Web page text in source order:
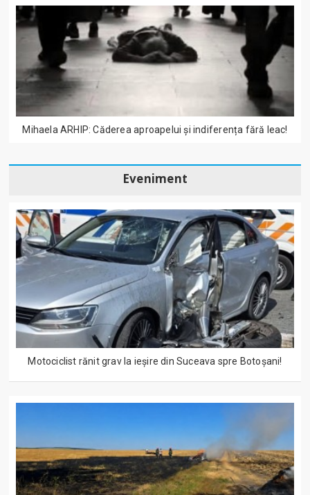
Mihaela ARHIP: Căderea aproapelui și indiferența fără leac!
Eveniment
Motociclist rănit grav la ieșire din Suceava spre Botoșani!